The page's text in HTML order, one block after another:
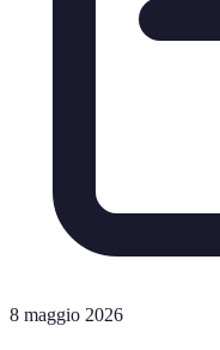
8 maggio 2026